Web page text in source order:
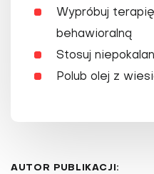
Wypróbuj
behawioralną
Stosuj
Polub olej z
AUTOR PUBLIKACJI: